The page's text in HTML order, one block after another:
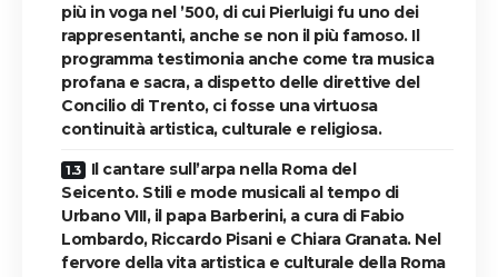
più in voga nel ’500, di cui Pierluigi fu uno dei
rappresentanti, anche se non il più famoso. Il
programma testimonia anche come tra musica
profana e sacra, a dispetto delle direttive del
Concilio di Trento, ci fosse una virtuosa
continuità artistica, culturale e religiosa.
Il cantare sull’arpa nella Roma del
Seicento. Stili e mode musicali al tempo di
Urbano VIII, il papa Barberini, a cura di Fabio
Lombardo, Riccardo Pisani e Chiara Granata. Nel
fervore della vita artistica e culturale della Roma